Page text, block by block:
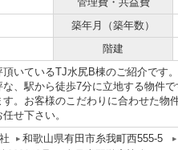
築年月（築年数）
階建
頂いているTJ水尻B棟のご紹介です
、駅から徒歩7分に立地する物件
。お客様のこだわりに合わせた物
せ下さい。
和歌山県有田市糸我町西555-5